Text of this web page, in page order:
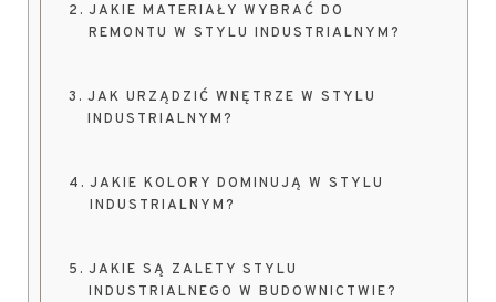
JAKIE MATERIAŁY WYBRAĆ DO
REMONTU W STYLU INDUSTRIALNYM?
JAK URZĄDZIĆ WNĘTRZE W STYLU
INDUSTRIALNYM?
JAKIE KOLORY DOMINUJĄ W STYLU
INDUSTRIALNYM?
JAKIE SĄ ZALETY STYLU
INDUSTRIALNEGO W BUDOWNICTWIE?